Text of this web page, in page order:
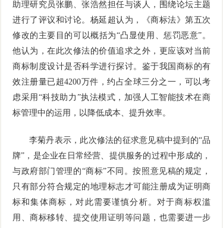
助理研究员张鹏、张浩然担任与谈人，围绕论坛主题
进行了评议和讨论。杨延超认为，《商标法》第五次
修改的主要目的可以概括为“凸显使用、惩罚恶意”。
他认为，在此次修法的价值追求之外，更应该对当前
商标制度设计是否科学进行探讨。鉴于我国商标的有
效注册量已超4200万件，约占全球三分之一，可以考
虑采用“科技助力”执法模式，加强人工智能技术在商
标管理中的运用，以降低成本、提升效率。
李菊丹表示，此次修法的征求意见稿中提到的“品
牌”，是企业在日常经营、提供服务的过程中形成的，
与政府部门管理的“商标”不同。按照意见稿的规定，
只有部分符合规定的地理标志才可能注册成为证明商
标和集体商标，对此需要谨慎分析。对于商标权滥
用、商标移转、提交使用证明等问题，也需要进一步